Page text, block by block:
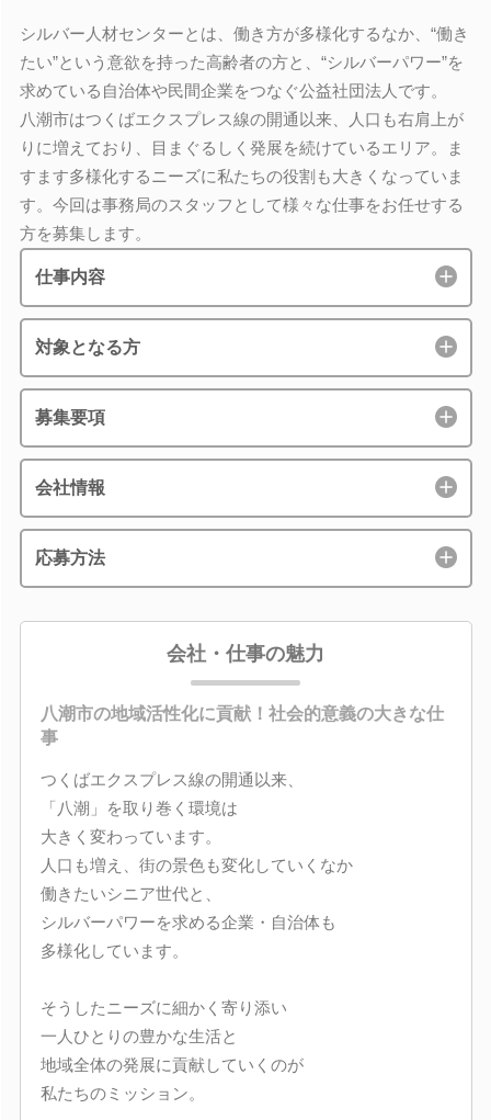
シルバー人材センターとは、働き方が多様化するなか、“働き
たい”という意欲を持った高齢者の方と、“シルバーパワー”を
求めている自治体や民間企業をつなぐ公益社団法人です。
八潮市はつくばエクスプレス線の開通以来、人口も右肩上が
りに増えており、目まぐるしく発展を続けているエリア。ま
すます多様化するニーズに私たちの役割も大きくなっていま
す。今回は事務局のスタッフとして様々な仕事をお任せする
方を募集します。
仕事内容
対象となる方
募集要項
会社情報
応募方法
会社・仕事の魅力
八潮市の地域活性化に貢献！社会的意義の大きな仕
事
つくばエクスプレス線の開通以来、
「八潮」を取り巻く環境は
大きく変わっています。
人口も増え、街の景色も変化していくなか
働きたいシニア世代と、
シルバーパワーを求める企業・自治体も
多様化しています。
そうしたニーズに細かく寄り添い
一人ひとりの豊かな生活と
地域全体の発展に貢献していくのが
私たちのミッション。